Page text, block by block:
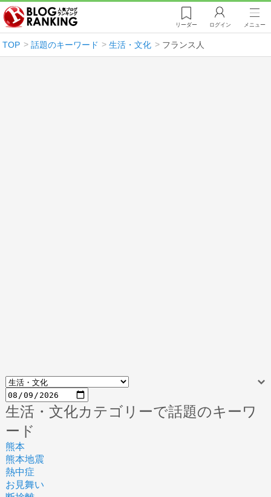
リーダー ログイン メニュー
TOP 話題のキーワード 生活・文化 フランス人
生活・文化カテゴリーで話題のキーワ
ード
熊本
熊本地震
熱中症
お見舞い